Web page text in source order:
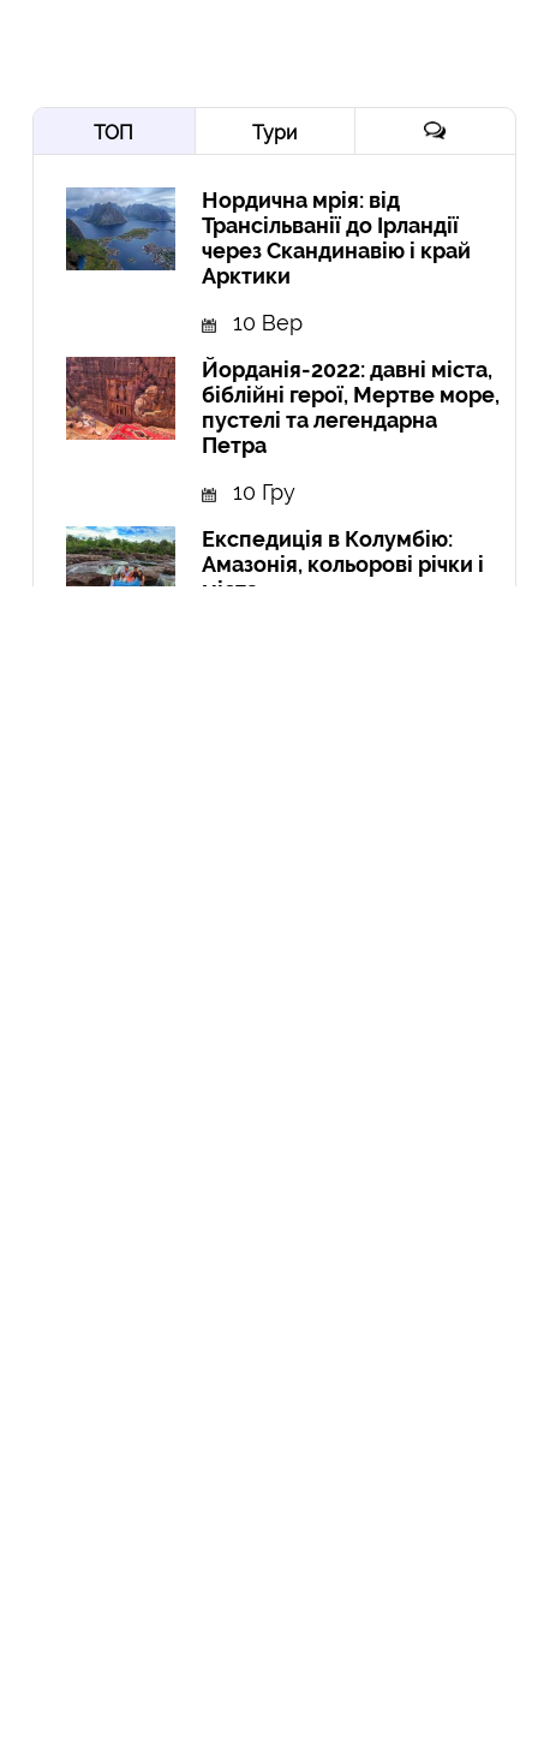
ТОП Тури
Нордична мрія: від
Трансільванії до Ірландії
через Скандинавію і край
Арктики
10 Вер
Йорданія-2022: давні міста,
біблійні герої, Мертве море,
пустелі та легендарна
Петра
10 Гру
Експедиція в Колумбію:
Амазонія, кольорові річки і
міста